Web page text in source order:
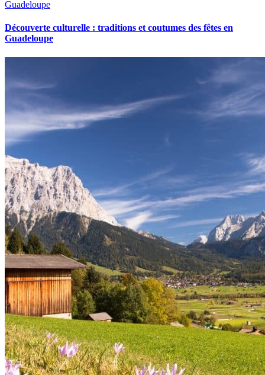
Guadeloupe
Découverte culturelle : traditions et coutumes des fêtes en
Guadeloupe